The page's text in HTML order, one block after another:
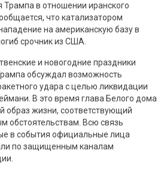
Трампа в отношении иранского
что катализатором
на американскую базу в
срочник из США.
и новогодние праздники
обсуждал возможность
удара с целью ликвидации
В это время глава Белого дома
образ жизни, соответствующий
обстоятельствам. Всю связь
в события официальные лица
по защищенным каналам